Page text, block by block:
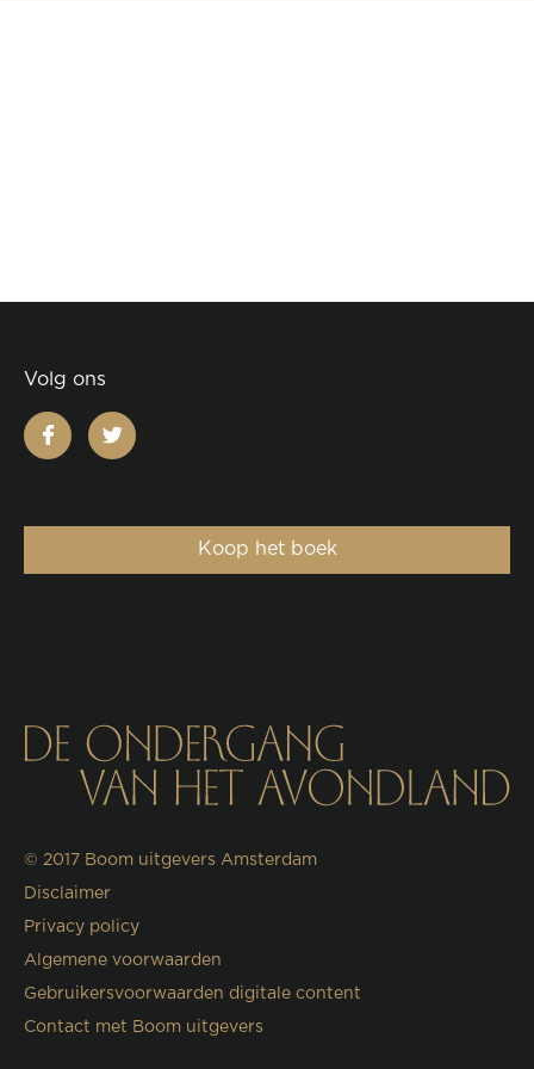
Volg ons
facebooktwitter
Koop het boek
© 2017 Boom uitgevers Amsterdam
Disclaimer
Privacy policy
Algemene voorwaarden
Gebruikersvoorwaarden digitale content
Contact met Boom uitgevers